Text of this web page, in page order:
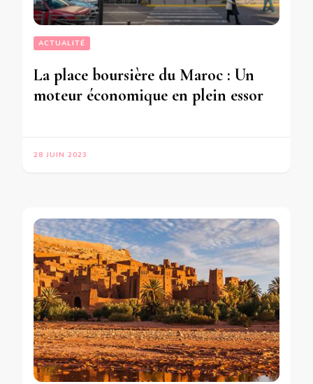
ACTUALITÉ
La place boursière du Maroc : Un
moteur économique en plein essor
28 JUIN 2023